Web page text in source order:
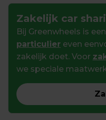
Zakelijk car
Bij Greenwheels is een
particulier even
zakelijk doet. Voor
we speciale